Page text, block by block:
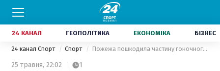
24 КАНАЛ ГЕОПОЛІТИКА ЕКОНОМІКА БІЗНЕС
24 канал Спорт Спорт Пожежа пошкодила частину гоночного треку у Монако
25 травня, 22:02 1